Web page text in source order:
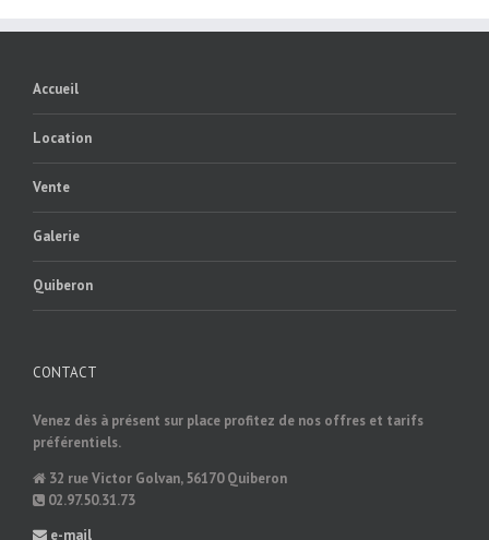
Accueil
Location
Vente
Galerie
Quiberon
CONTACT
Venez dès à présent sur place profitez de nos offres et tarifs
préférentiels.
32 rue Victor Golvan, 56170 Quiberon
02.97.50.31.73
e-mail